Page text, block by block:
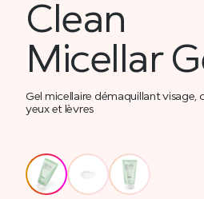
Clean
Micellar
Gel micellaire démaquillant visage,
yeux et lèvres